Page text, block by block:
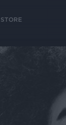
STORE